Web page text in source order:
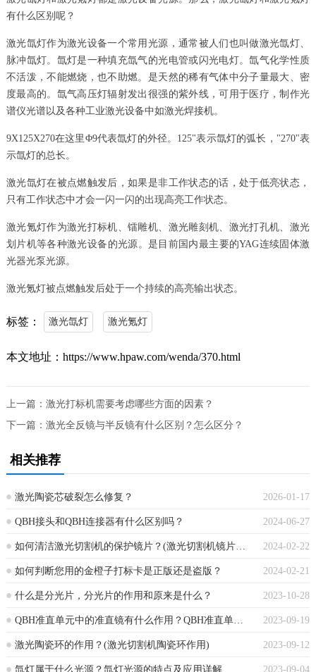
有什么区别呢？
激光氙灯作为激光设备一个常用光源，通常被人们也叫做激光氙灯、
脉冲氙灯。氙灯是一种填充氙气的光电管或闪光电灯。氙气化学性质
不活泼，不能燃烧，也不助燃。是天然的稀有气体中分子量最大、密
度最高的。氙气高压灯辐射发出很强的紫外线，可用于医疗，制作光
谱仪光谱以及各种工业激光设备中如激光焊接机。
9X125X270在这里Φ9代表氙灯的外径。125"表示氙灯的弧长，"270"表
示氙灯的总长。
激光氙灯在被点燃触发后，如果是非工作状态的话，处于低亮状态，
只有工作状态中才会一闪一闪的出现高亮工作状态。
激光氪灯作为激光打标机、镭雕机、激光雕刻机、激光打孔机、激光
划片机等各种激光设备的光源。是目前国内最主要的YAG连续固体激
光器光泵光源。
激光氪灯被点燃触发后处于一个持续的高亮输出状态。
标签： 激光氙灯 激光氪灯
本文地址：https://www.hpaw.com/wenda/370.html
上一篇： 激光打标机需要考虑哪些方面的因素？
下一篇： 激光全反镜与半反镜有什么区别？怎么区分？
相关推荐
2026-01-17
激光陶瓷芯破裂怎么修复？
2024-06-27
QBH接头和QBH连接器有什么区别吗？
2024-02-22
如何清洁激光切割机的保护镜片？(激光切割机镜片怎么清洗)
2024-02-21
如何判断您用的金橙子打标卡是正版还是盗版？
2023-10-28
什么是分光片，分光片的作用和原来是什么？
2023-09-19
QBH准直单元中的准直镜有什么作用？QBH准直单元有哪些应用场景？
2023-09-12
激光陶瓷环的作用？(激光切割机陶瓷环作用)
2023-09-04
氙灯属于什么光源？氙灯光源的特点及应用详解